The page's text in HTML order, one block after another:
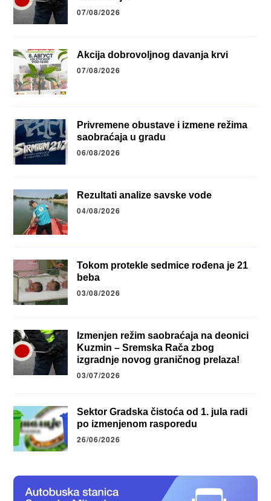
07/08/2026
Akcija dobrovoljnog davanja krvi
07/08/2026
Privremene obustave i izmene režima
saobraćaja u gradu
06/08/2026
Rezultati analize savske vode
04/08/2026
Tokom protekle sedmice rođena je 21
beba
03/08/2026
Izmenjen režim saobraćaja na deonici
Kuzmin – Sremska Rača zbog
izgradnje novog graničnog prelaza!
03/07/2026
Sektor Gradska čistoća od 1. jula radi
po izmenjenom rasporedu
26/06/2026